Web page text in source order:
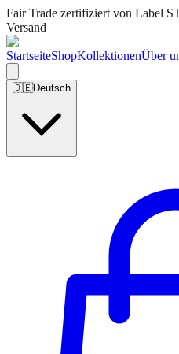
Fair Trade zertifiziert von Label
Versand
StartseiteShopKollektionenÜber
🇩🇪Deutsch